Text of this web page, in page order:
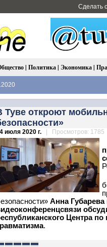
Сделать
| Политика| Экономика|
Туве откроют
июля 2020 г. | Просмотров:
Анна
Центра
.